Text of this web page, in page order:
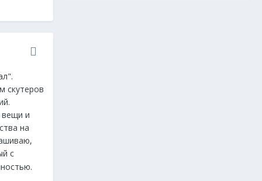
скутеров
вещи и
на
с